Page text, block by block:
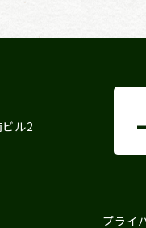
ル2
プライ